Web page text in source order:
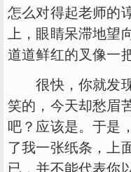
怎么对得起老师的
上，眼睛呆滞地望
道道鲜红的叉像一
很快，你就发现
笑的，今天却愁眉
吧？应该是。于是
了我一张纸条，上
已，并不能代表你